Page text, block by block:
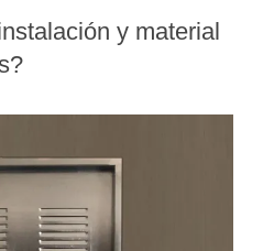
y material